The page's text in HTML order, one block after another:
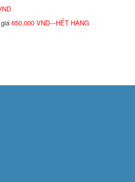
650,000 VND---HẾT HÀNG